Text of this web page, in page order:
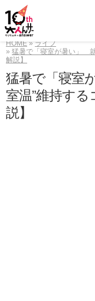
HOME
ライフ
猛暑で「寝室が暑い」 就
解説】
猛暑で「寝室
室温”維持す
説】